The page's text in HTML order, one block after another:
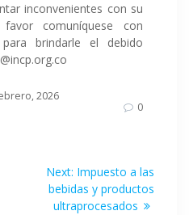
inconvenientes con su
comuníquese con
brindarle el debido
2026
0
Next: Next
post:
Impuesto a las
bebidas y productos
ultraprocesados